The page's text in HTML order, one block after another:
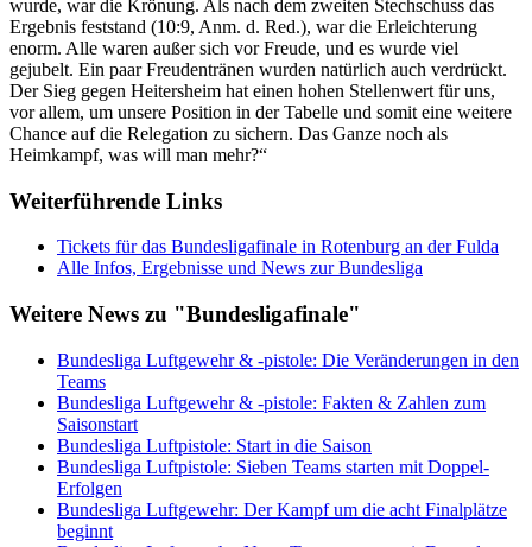
wurde, war die Krönung. Als nach dem zweiten Stechschuss das
Ergebnis feststand (10:9, Anm. d. Red.), war die Erleichterung
enorm. Alle waren außer sich vor Freude, und es wurde viel
gejubelt. Ein paar Freudentränen wurden natürlich auch verdrückt.
Der Sieg gegen Heitersheim hat einen hohen Stellenwert für uns,
vor allem, um unsere Position in der Tabelle und somit eine weitere
Chance auf die Relegation zu sichern. Das Ganze noch als
Heimkampf, was will man mehr?“
Weiterführende Links
Tickets für das Bundesligafinale in Rotenburg an der Fulda
Alle Infos, Ergebnisse und News zur Bundesliga
Weitere News zu "Bundesligafinale"
Bundesliga Luftgewehr & -pistole: Die Veränderungen in den
Teams
Bundesliga Luftgewehr & -pistole: Fakten & Zahlen zum
Saisonstart
Bundesliga Luftpistole: Start in die Saison
Bundesliga Luftpistole: Sieben Teams starten mit Doppel-
Erfolgen
Bundesliga Luftgewehr: Der Kampf um die acht Finalplätze
beginnt